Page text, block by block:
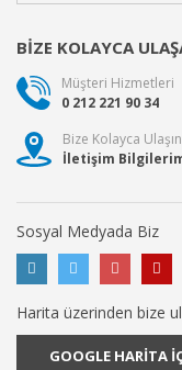
BİZE KOLAYCA
Müşteri Hizmetleri
0 212 221 90 34
Bize Kolayca Ulaşın
İletişim
Sosyal Medyada Biz
Harita üzerinden bize
GOOGLE HARİTA